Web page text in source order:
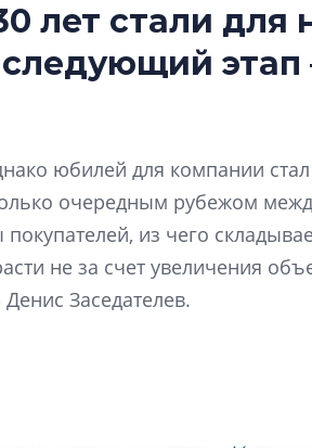
лет стали для
следующий
юбилей для компании
очередным рубежом
из чего
не за счет увеличения
Заседателев.